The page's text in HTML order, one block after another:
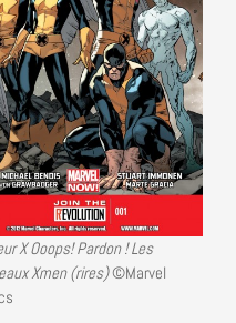
X Ooops! Pardon ! Les
Xmen (rires)©Marvel